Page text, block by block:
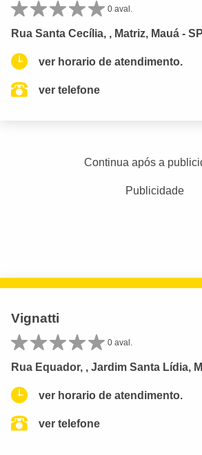
0 aval.
Rua Santa Cecília, , Matriz, Mauá - SP
ver horario de atendimento.
ver telefone
Continua após a
Publicidade
Vignatti
0 aval.
Rua Equador, , Jardim Santa Lídia,
ver horario de atendimento.
ver telefone